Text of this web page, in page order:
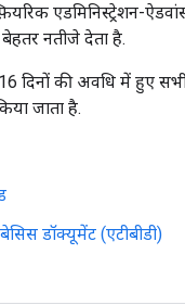
एडमिनिस्ट्रेशन-
नतीजे देता है.
16 दिनों की अवधि में
जाता है.
डॉक्यूमेंट (एटीबीडी)